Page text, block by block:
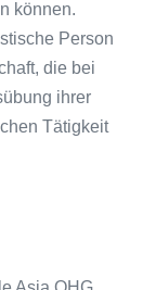
können.
Person
die bei
ihrer
Tätigkeit